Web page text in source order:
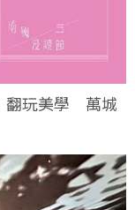
翻玩美學 萬城